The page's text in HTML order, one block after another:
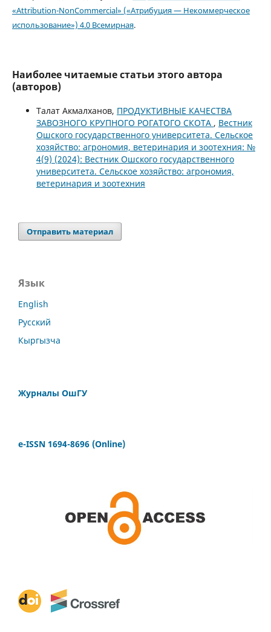
«Attribution-NonCommercial» («Атрибуция — Некоммерческое
использование») 4.0 Всемирная.
Наиболее читаемые статьи этого автора
(авторов)
Талат Акмалханов, ПРОДУКТИВНЫЕ КАЧЕСТВА
ЗАВОЗНОГО КРУПНОГО РОГАТОГО СКОТА , Вестник
Ошского государственного университета. Сельское
хозяйство: агрономия, ветеринария и зоотехния: №
4(9) (2024): Вестник Ошского государственного
университета. Сельское хозяйство: агрономия,
ветеринария и зоотехния
Отправить материал
Язык
English
Русский
Кыргызча
Журналы ОшГУ
e-ISSN 1694-8696 (Online)